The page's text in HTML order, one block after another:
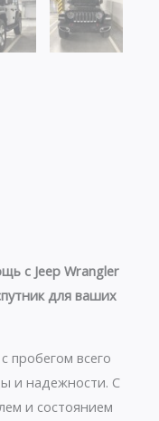
с Jeep Wrangler
для ваших
пробегом всего
и надежности. С
и состоянием